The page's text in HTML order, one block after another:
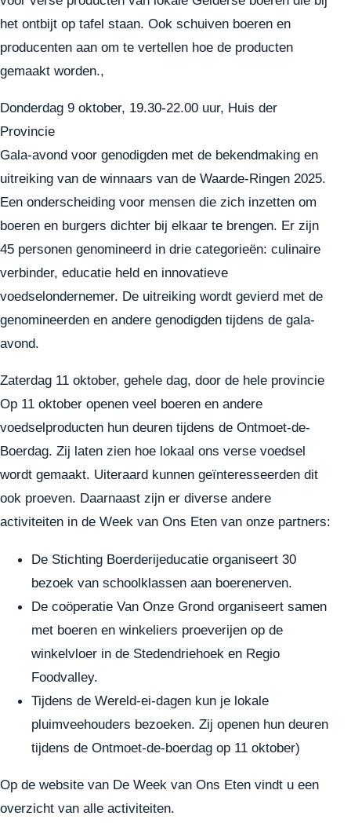
het ontbijt op tafel staan. Ook schuiven boeren en
producenten aan om te vertellen hoe de producten
gemaakt worden.,
Donderdag 9 oktober, 19.30-22.00 uur, Huis der
Provincie
Gala-avond voor genodigden met de bekendmaking en
uitreiking van de winnaars van de Waarde-Ringen 2025.
Een onderscheiding voor mensen die zich inzetten om
boeren en burgers dichter bij elkaar te brengen. Er zijn
45 personen genomineerd in drie categorieën: culinaire
verbinder, educatie held en innovatieve
voedselondernemer. De uitreiking wordt gevierd met de
genomineerden en andere genodigden tijdens de gala-
avond.
Zaterdag 11 oktober, gehele dag, door de hele provincie
Op 11 oktober openen veel boeren en andere
voedselproducten hun deuren tijdens de Ontmoet-de-
Boerdag. Zij laten zien hoe lokaal ons verse voedsel
wordt gemaakt. Uiteraard kunnen geïnteresseerden dit
ook proeven. Daarnaast zijn er diverse andere
activiteiten in de Week van Ons Eten van onze partners:
De Stichting Boerderijeducatie organiseert 30
bezoek van schoolklassen aan boerenerven.
De coöperatie Van Onze Grond organiseert samen
met boeren en winkeliers proeverijen op de
winkelvloer in de Stedendriehoek en Regio
Foodvalley.
Tijdens de Wereld-ei-dagen kun je lokale
pluimveehouders bezoeken. Zij openen hun deuren
tijdens de Ontmoet-de-boerdag op 11 oktober)
Op de website van De Week van Ons Eten vindt u een
overzicht van alle activiteiten.